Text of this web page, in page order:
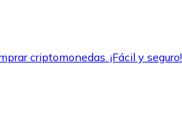
criptomonedas. ¡Fácil y seguro!